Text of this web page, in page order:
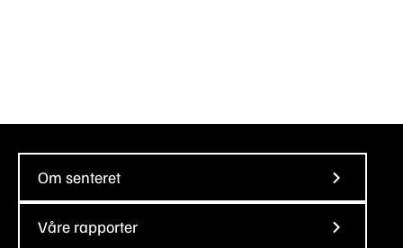
Om senteret
Våre rapporter